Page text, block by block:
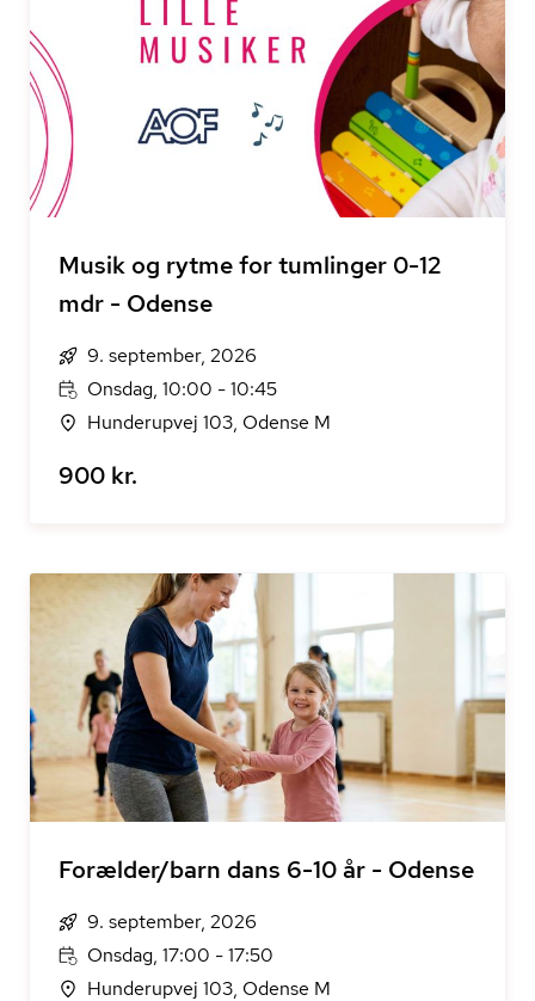
Musik og rytme for tumlinger 0-12
mdr - Odense
9. september, 2026
Onsdag, 10:00 - 10:45
Hunderupvej 103, Odense M
900 kr.
Forælder/barn dans 6-10 år - Odense
9. september, 2026
Onsdag, 17:00 - 17:50
Hunderupvej 103, Odense M